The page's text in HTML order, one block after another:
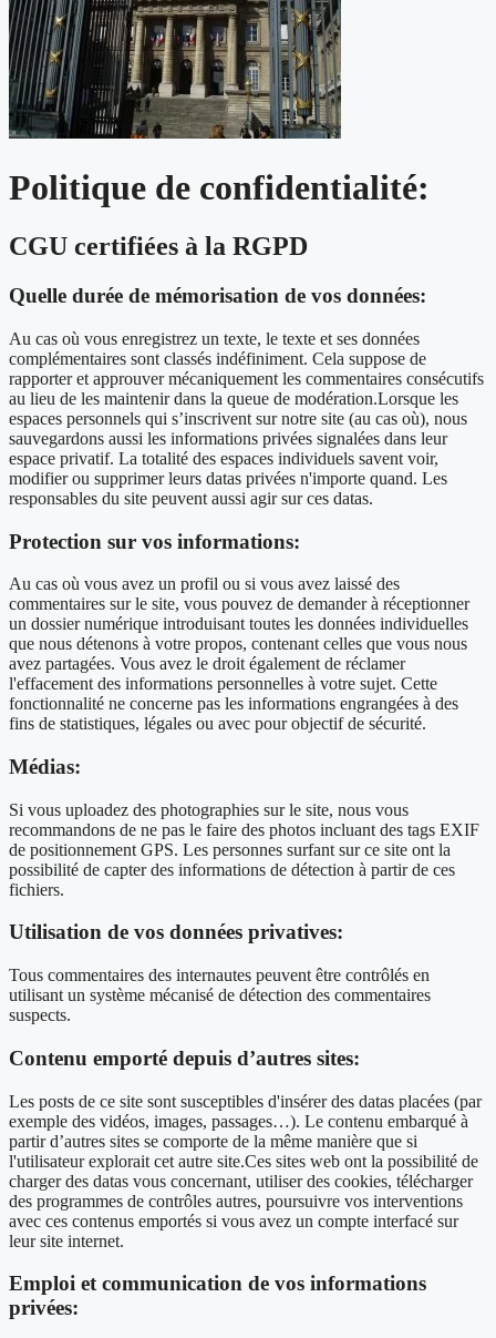
Politique de confidentialité:
CGU certifiées à la RGPD
Quelle durée de mémorisation de vos données:
Au cas où vous enregistrez un texte, le texte et ses données
complémentaires sont classés indéfiniment. Cela suppose de
rapporter et approuver mécaniquement les commentaires consécutifs
au lieu de les maintenir dans la queue de modération.Lorsque les
espaces personnels qui s’inscrivent sur notre site (au cas où), nous
sauvegardons aussi les informations privées signalées dans leur
espace privatif. La totalité des espaces individuels savent voir,
modifier ou supprimer leurs datas privées n'importe quand. Les
responsables du site peuvent aussi agir sur ces datas.
Protection sur vos informations:
Au cas où vous avez un profil ou si vous avez laissé des
commentaires sur le site, vous pouvez de demander à réceptionner
un dossier numérique introduisant toutes les données individuelles
que nous détenons à votre propos, contenant celles que vous nous
avez partagées. Vous avez le droit également de réclamer
l'effacement des informations personnelles à votre sujet. Cette
fonctionnalité ne concerne pas les informations engrangées à des
fins de statistiques, légales ou avec pour objectif de sécurité.
Médias:
Si vous uploadez des photographies sur le site, nous vous
recommandons de ne pas le faire des photos incluant des tags EXIF
de positionnement GPS. Les personnes surfant sur ce site ont la
possibilité de capter des informations de détection à partir de ces
fichiers.
Utilisation de vos données privatives:
Tous commentaires des internautes peuvent être contrôlés en
utilisant un système mécanisé de détection des commentaires
suspects.
Contenu emporté depuis d’autres sites:
Les posts de ce site sont susceptibles d'insérer des datas placées (par
exemple des vidéos, images, passages…). Le contenu embarqué à
partir d’autres sites se comporte de la même manière que si
l'utilisateur explorait cet autre site.Ces sites web ont la possibilité de
charger des datas vous concernant, utiliser des cookies, télécharger
des programmes de contrôles autres, poursuivre vos interventions
avec ces contenus emportés si vous avez un compte interfacé sur
leur site internet.
Emploi et communication de vos informations
privées: